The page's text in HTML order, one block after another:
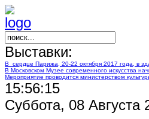
Выставки:
В сердце Парижа, 20-22 октября 2017 года, в
В Московском Музее современного искусства
Мероприятие проводится министерством
15:56:15
Суббота, 08 Августа